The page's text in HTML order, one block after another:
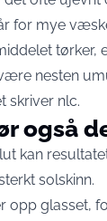
for mye
tørker,
nesten
skriver nlc.
også
kan
solskinn.
opp glasset,